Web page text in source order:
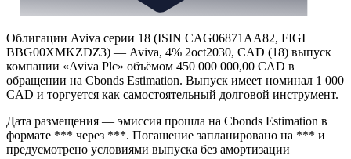
Облигации Aviva серии 18 (ISIN CAG06871AA82, FIGI
BBG00XMKZDZ3) — Aviva, 4% 2oct2030, CAD (18) выпуск
компании «Aviva Plc» объёмом 450 000 000,00 CAD в
обращении на Cbonds Estimation. Выпуск имеет номинал 1 000
CAD и торгуется как самостоятельный долговой инструмент.
Дата размещения — эмиссия прошла на Cbonds Estimation в
формате *** через ***. Погашение запланировано на *** и
предусмотрено условиями выпуска без амортизации